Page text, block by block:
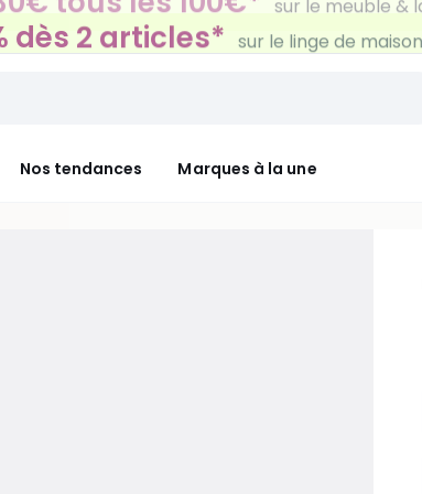
dès 2 articles*
Nos tendances Marques à la une